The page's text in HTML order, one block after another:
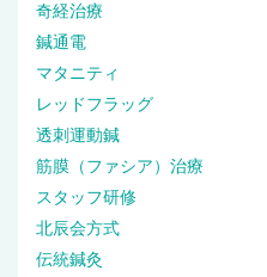
奇経治療
鍼通電
マタニティ
レッドフラッグ
透刺運動鍼
筋膜（ファシア）治療
スタッフ研修
北辰会方式
伝統鍼灸